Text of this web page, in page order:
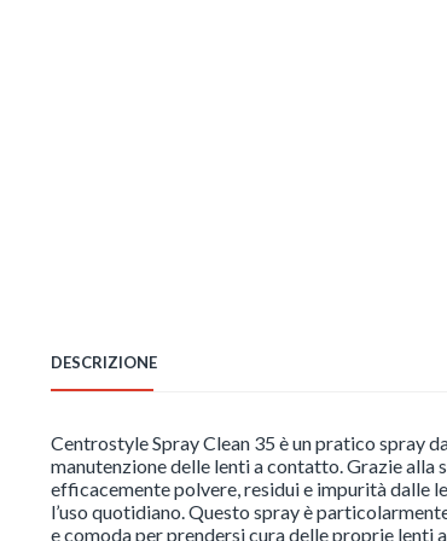
DESCRIZIONE
Centrostyle Spray Clean 35 è un pratico spray
manutenzione delle lenti a contatto. Grazie alla
efficacemente polvere, residui e impurità dalle
l’uso quotidiano. Questo spray è
e comoda per prendersi cura delle proprie lenti